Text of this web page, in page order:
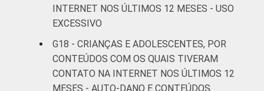
INTERNET NOS ÚLTIMOS 12 MESES - USO
EXCESSIVO
G18 - CRIANÇAS E ADOLESCENTES, POR
CONTEÚDOS COM OS QUAIS TIVERAM
CONTATO NA INTERNET NOS ÚLTIMOS 12
MESES - AUTO-DANO E CONTEÚDOS